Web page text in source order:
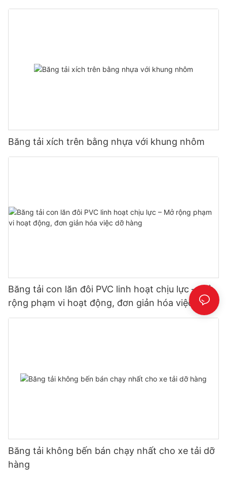
Băng tải xích trên bằng nhựa với khung nhôm
Băng tải con lăn đôi PVC linh hoạt chịu lực – Mở
rộng phạm vi hoạt động, đơn giản hóa việc dỡ
hàng
Băng tải không bến bán chạy nhất cho xe tải dỡ
hàng